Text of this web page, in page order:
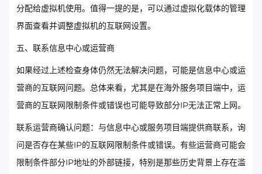
分配给虚拟机使用。值得一提的是，可以通过虚拟化载体的管理
界面查看并调整虚拟机的互联网设置。
五、联系信息中心或运营商
如果经过上述检查身体仍然无法解决问题，可能是信息中心或运
营商的互联网问题。总体来看，尤其是在海外服务项目端中，运
营商的互联网限制条件或错误也可能导致部分IP无法正常上网。
联系运营商确认问题：与信息中心或服务项目端提供商联系，询
问是否存在某些IP的互联网限制条件或错误。有些运营商可能会
限制条件部分IP地址的外部链接，特别是那些历史背景上存在滥